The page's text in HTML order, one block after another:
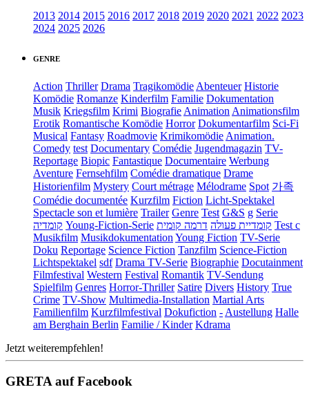
2013 2014 2015 2016 2017 2018 2019 2020 2021 2022 2023
2024 2025 2026
GENRE
Action Thriller Drama Tragikomödie Abenteuer Historie
Komödie Romanze Kinderfilm Familie Dokumentation
Musik Kriegsfilm Krimi Biografie Animation Animationsfilm
Erotik Romantische Komödie Horror Dokumentarfilm Sci-Fi
Musical Fantasy Roadmovie Krimikomödie Animation.
Comedy test Documentary Comédie Jugendmagazin TV-
Reportage Biopic Fantastique Documentaire Werbung
Aventure Fernsehfilm Comédie dramatique Drame
Historienfilm Mystery Court métrage Mélodrame Spot 가족
Comédie documentée Kurzfilm Fiction Licht-Spektakel
Spectacle son et lumière Trailer Genre Test G&S g Serie
קומדיה Young-Fiction-Serie קומדיית פעולה דרמה קומית
Test c
Musikfilm Musikdokumentation Young Fiction TV-Serie
Doku Reportage Science Fiction Tanzfilm Science-Fiction
Lichtspektakel sdf Drama TV-Serie Biographie Docutainment
Filmfestival Western Festival Romantik TV-Sendung
Spielfilm Genres Horror-Thriller Satire Divers History True
Crime TV-Show Multimedia-Installation Martial Arts
Familienfilm Kurzfilmfestival Dokufiction - Austellung Halle
am Berghain Berlin Familie / Kinder Kdrama
Jetzt weiterempfehlen!
GRETA auf Facebook